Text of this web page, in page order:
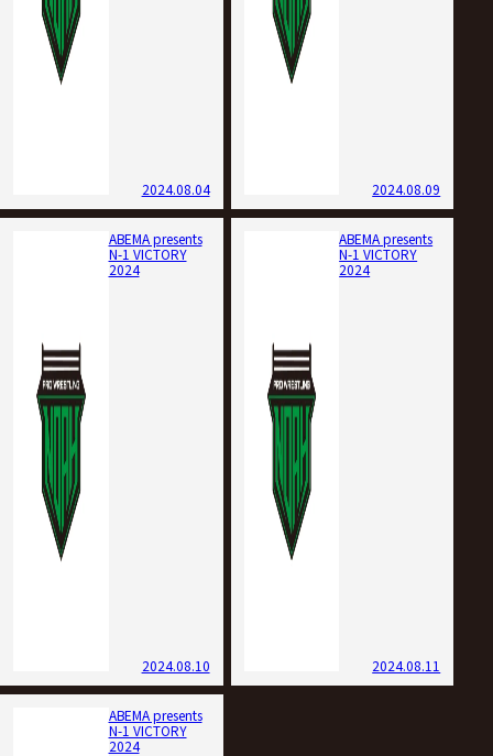
2024.08.04 2024.08.09
ABEMA presents
N-1 VICTORY
2024
2024.08.10
ABEMA presents
N-1 VICTORY
2024
2024.08.11
ABEMA presents
N-1 VICTORY
2024